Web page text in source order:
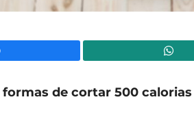
formas de cortar 500